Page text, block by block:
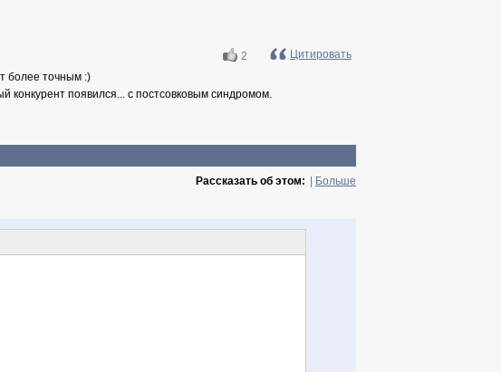
2
Цитировать
более точным :)
конкурент появился... с постсовковым синдромом.
Больше
Рассказать об этом: